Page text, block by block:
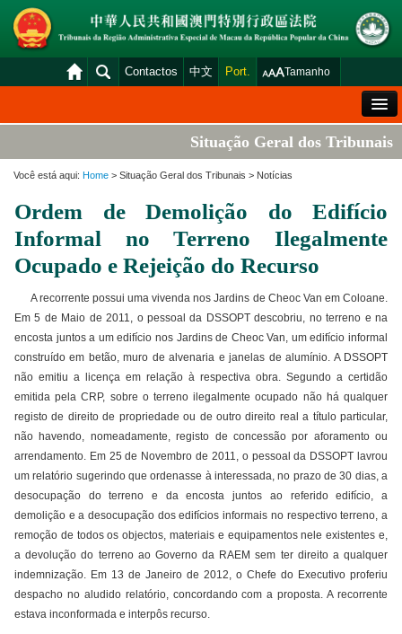
Contactos 中文 Port. Tamanho
Situação Geral dos Tribunais
Venda Judicial
Consulta das declarações de rendimentos
Download
Plataforma electrónica dos tribunais
Situação Geral dos Tribunais
Você está aqui: Home > Situação Geral dos Tribunais > Notícias
Ordem de Demolição do Edifício
Informal no Terreno Ilegalmente
Ocupado e Rejeição do Recurso
A recorrente possui uma vivenda nos Jardins de Cheoc Van em Coloane.
Em 5 de Maio de 2011, o pessoal da DSSOPT descobriu, no terreno e na
encosta juntos a um edifício nos Jardins de Cheoc Van, um edifício informal
construído em betão, muro de alvenaria e janelas de alumínio. A DSSOPT
não emitiu a licença em relação à respectiva obra. Segundo a certidão
emitida pela CRP, sobre o terreno ilegalmente ocupado não há qualquer
registo de direito de propriedade ou de outro direito real a título particular,
não havendo, nomeadamente, registo de concessão por aforamento ou
arrendamento. Em 25 de Novembro de 2011, o pessoal da DSSOPT lavrou
um relatório sugerindo que ordenasse à interessada, no prazo de 30 dias, a
desocupação do terreno e da encosta juntos ao referido edifício, a
demolição e a desocupação dos edifícios informais no respectivo terreno, a
remoção de todos os objectos, materiais e equipamentos nele existentes e,
a devolução do terreno ao Governo da RAEM sem ter direito a qualquer
indemnização. Em 13 de Janeiro de 2012, o Chefe do Executivo proferiu
despacho no aludido relatório, concordando com a proposta. A recorrente
estava inconformada e interpôs recurso.